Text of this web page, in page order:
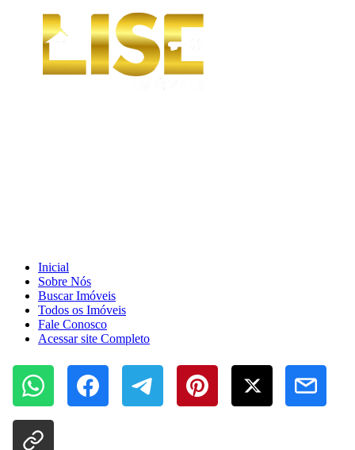
Inicial
Sobre Nós
Buscar Imóveis
Todos os Imóveis
Fale Conosco
Acessar site Completo